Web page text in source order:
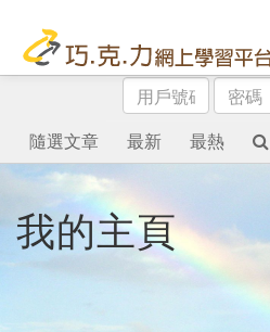
用
戶
號
碼
密
碼
隨選文章
最新 最熱
我的主頁